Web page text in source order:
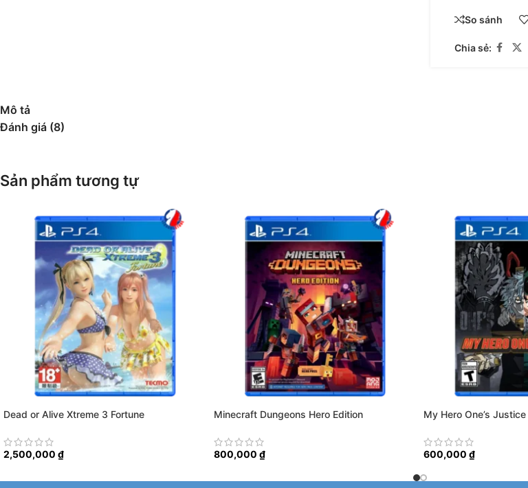
So sánh
Chia sẻ:
Mô tả
Đánh giá (8)
Sản phẩm tương tự
Dead or Alive Xtreme 3 Fortune
2,500,000 ₫
Minecraft Dungeons Hero Edition
800,000 ₫
My Hero One’s Justice
600,000 ₫